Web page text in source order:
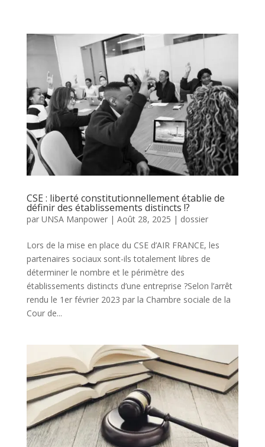
CSE : liberté constitutionnellement établie de
définir des établissements distincts !?
par UNSA Manpower| Août 28, 2025 | dossier
Lors de la mise en place du CSE d’AIR FRANCE, les
partenaires sociaux sont-ils totalement libres de
déterminer le nombre et le périmètre des
établissements distincts d’une entreprise ?Selon l’arrêt
rendu le 1er février 2023 par la Chambre sociale de la
Cour de...